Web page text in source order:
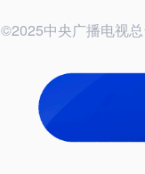
©2025中央广播电视总